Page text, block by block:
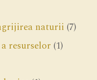
naturii (7)
resurselor (1)